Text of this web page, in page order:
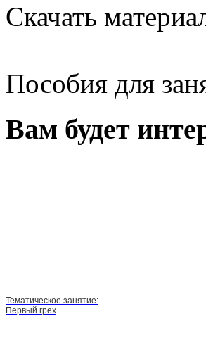
Скачать
Пособия для
Вам будет
Тематическое занятие:
Первый грех